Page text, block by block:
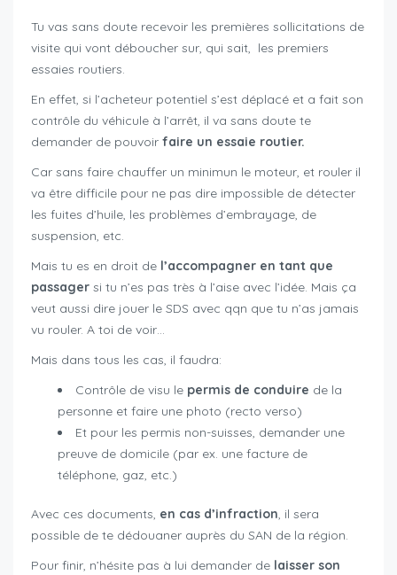
Tu vas sans doute recevoir les premières sollicitations de
visite qui vont déboucher sur, qui sait, les premiers
essaies routiers.
En effet, si l’acheteur potentiel s’est déplacé et a fait son
contrôle du véhicule à l’arrêt, il va sans doute te
demander de pouvoir faire un essaie routier.
Car sans faire chauffer un minimun le moteur, et rouler il
va être difficile pour ne pas dire impossible de détecter
les fuites d’huile, les problèmes d’embrayage, de
suspension, etc.
Mais tu es en droit de l’accompagner en tant que
passager si tu n’es pas très à l’aise avec l’idée. Mais ça
veut aussi dire jouer le SDS avec qqn que tu n’as jamais
vu rouler. A toi de voir…
Mais dans tous les cas, il faudra:
Contrôle de visu le permis de conduire de la
personne et faire une photo (recto verso)
Et pour les permis non-suisses, demander une
preuve de domicile (par ex. une facture de
téléphone, gaz, etc.)
Avec ces documents, en cas d’infraction, il sera
possible de te dédouaner auprès du SAN de la région.
Pour finir, n’hésite pas à lui demander de laisser son